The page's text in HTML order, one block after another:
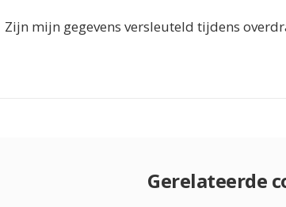
Zijn mijn gegevens versleuteld tijdens
Gerelateerde